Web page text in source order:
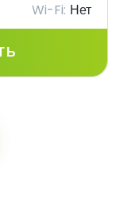
Wi-Fi: Нет